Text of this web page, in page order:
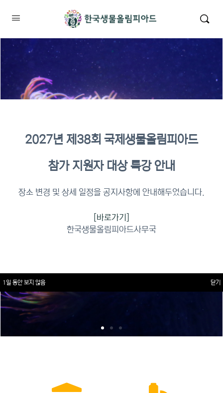
이수증명서 확인 바로가기
2027년 제38회 국제생물올림피아드
참가 지원자 대상 특강 안내
장소 변경 및 상세 일정을 공지사항에 안내해두었습니다.
[바로가기]
한국생물올림피아드사무국
1일 동안 보지 않음 닫기